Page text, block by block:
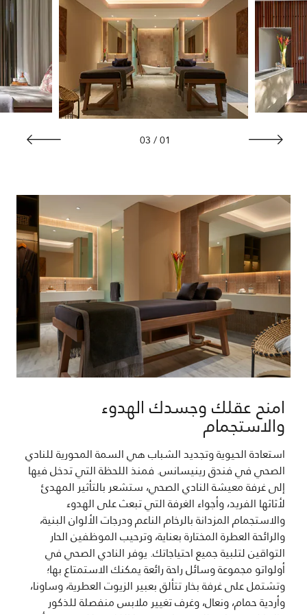
01
/
03
امنح عقلك وجسدك الهدوء
والاستجمام
استعادة الحيوية وتجديد الشباب هي السمة المحورية للنادي
الصحي في فندق رينيسانس. فمنذ اللحظة التي تدخل فيها
إلى غرفة معيشة النادي الصحي، ستشعر بالتأثير المهدئ
لأثاثها الفريد، وأجواء الغرفة التي تبعث على الهدوء
والاستجمام المزدانة بالرخام الناعم ودرجات الألوان البنية،
والرائحة العطرة المختارة بعناية، وترحيب الموظفين الحار
التواقين لتلبية جميع احتياجاتك. يوفر النادي الصحي في
أولواتو مجموعة وسائل راحة رائعة يمكنك الاستمتاع بها؛
وتشتمل على غرفة بخار تتألق بعبير الزيوت العطرية، وساونا،
وأردية حمام، ونعال، وغرف تغيير ملابس منفصلة للذكور